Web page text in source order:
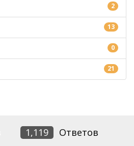
2
13
0
21
1,119
Ответов